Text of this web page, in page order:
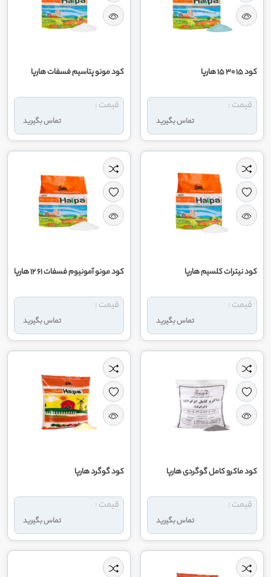
کود 15 30 15 هارپا
تماس بگیرید
قیمت :
کود مونو پتاسیم فسفات هارپا
تماس بگیرید
قیمت :
کود نیترات کلسیم هارپا
تماس بگیرید
قیمت :
کود مونو آمونیوم فسفات 61 12 هارپا
تماس بگیرید
قیمت :
کود ماکرو کامل گوگردی هارپا
تماس بگیرید
قیمت :
کود گوگرد هارپا
تماس بگیرید
قیمت :